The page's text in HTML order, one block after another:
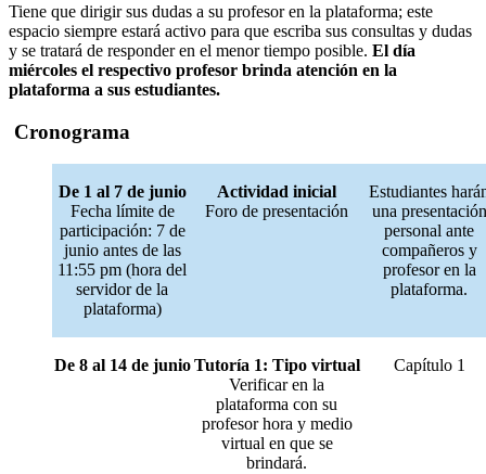
Tiene que dirigir sus dudas a su profesor en la plataforma; este
espacio siempre estará activo para que escriba sus consultas y dudas
y se tratará de responder en el menor tiempo posible. El día
miércoles el respectivo profesor brinda atención en la
plataforma a sus estudiantes.
Cronograma
De 1 al 7 de junio
Fecha límite de
participación: 7 de
junio antes de las
11:55 pm (hora del
servidor de la
plataforma)
Actividad inicial
Foro de presentación
Estudiantes
una presentación
personal ante
compañeros y
profesor en la
plataforma.
De 8 al 14 de junio Tutoría 1: Tipo virtual
Verificar en la
plataforma con su
profesor hora y medio
virtual en que se
brindará.
Capítulo 1